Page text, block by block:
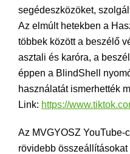
segédeszközöket,
Az elmúlt hetekben a
többek között a beszélő
asztali és karóra, a
éppen a BlindShell
használatát ismerhették
Link: https://
Az MVGYOSZ YouTube-
rövidebb